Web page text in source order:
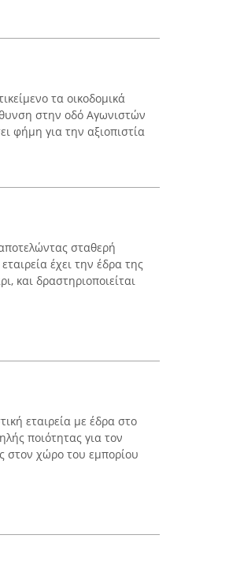
τα οικοδομικά
στην οδό Αγωνιστών
φήμη για την αξιοπιστία
σταθερή
έχει την έδρα της
και δραστηριοποιείται
εταιρεία με έδρα στο
ποιότητας για τον
στον χώρο του εμπορίου